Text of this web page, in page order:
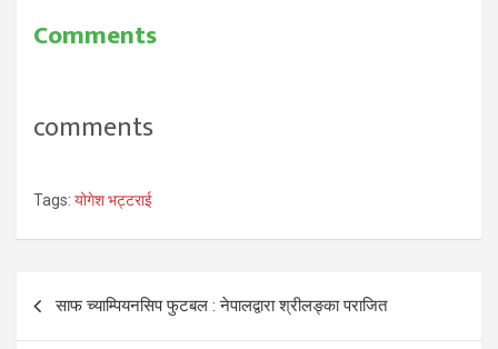
Comments
comments
Tags: योगेश भट्टराई
Post
navigation
साफ च्याम्पियनसिप फुटबल : नेपालद्वारा श्रीलङ्का पराजित